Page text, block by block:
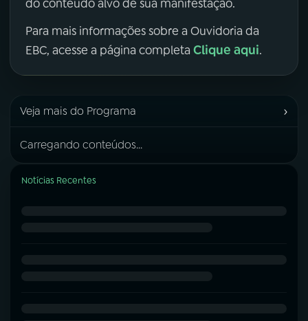
do conteúdo alvo de sua manifestação.
Para mais informações sobre a Ouvidoria da
EBC, acesse a página completa Clique aqui.
Veja mais do Programa ›
Carregando conteúdos...
Notícias Recentes